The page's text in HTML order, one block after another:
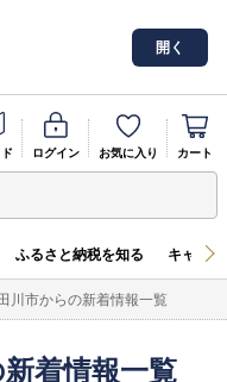
開く
ログイン お気に入り カート
ふるさと納税を知る キャン
川市からの新着情報一覧
着情報一覧